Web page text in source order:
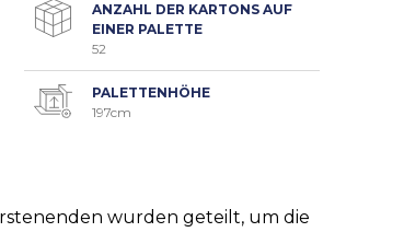
ANZAHL DER KARTONS AUF
EINER PALETTE
52
PALETTENHÖHE
197cm
wurden geteilt, um die